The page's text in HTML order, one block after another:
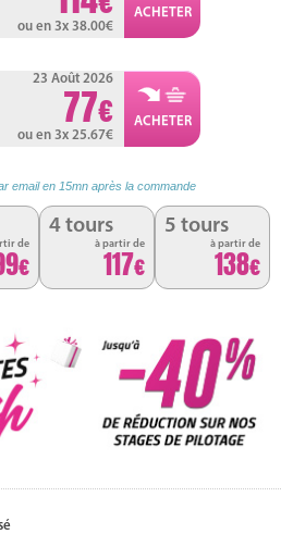
ou en 3x 38.00
23 Août 2026
77
ou en 3x 25.67
email en 15mn après la commande
de
4 tours
à partir de
117
5 tours
à partir de
138